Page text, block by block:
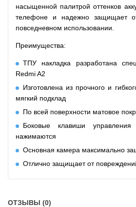
насыщенной палитрой оттенков
телефоне и надежно защищает
повседневном использовании.
Преимущества:
ТПУ накладка разработана
Redmi A2
Изготовлена из прочного и
мягкий подклад
По всей поверхности матовое
Боковые клавиши
нажимаются
Основная камера максимально
Отлично защищает от
ОТЗЫВЫ (0)